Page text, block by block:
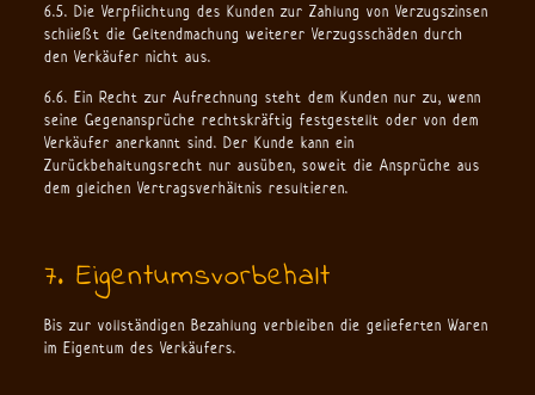
6.5. Die Verpflichtung des Kunden zur Zahlung von Verzugszinsen
schließt die Geltendmachung weiterer Verzugsschäden durch
den Verkäufer nicht aus.
6.6. Ein Recht zur Aufrechnung steht dem Kunden nur zu, wenn
seine Gegenansprüche rechtskräftig festgestellt oder von dem
Verkäufer anerkannt sind. Der Kunde kann ein
Zurückbehaltungsrecht nur ausüben, soweit die Ansprüche aus
dem gleichen Vertragsverhältnis resultieren.
7. Eigentumsvorbehalt
Bis zur vollständigen Bezahlung verbleiben die gelieferten Waren
im Eigentum des Verkäufers.